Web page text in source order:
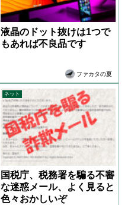
液晶のドット抜けは1つで
もあれば不良品です
ファカタの夏
ネット
国税庁、税務署を騙る不審
な迷惑メール、よく見ると
色々おかしいぞ